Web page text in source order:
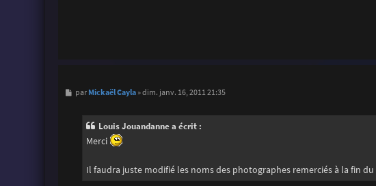
M
par Mickaël Cayla»dim. janv. 16, 2011 21:35
Louis Jouandanne a écrit :
Merci
Il faudra juste modifié les noms des photographes remerciés à la fin